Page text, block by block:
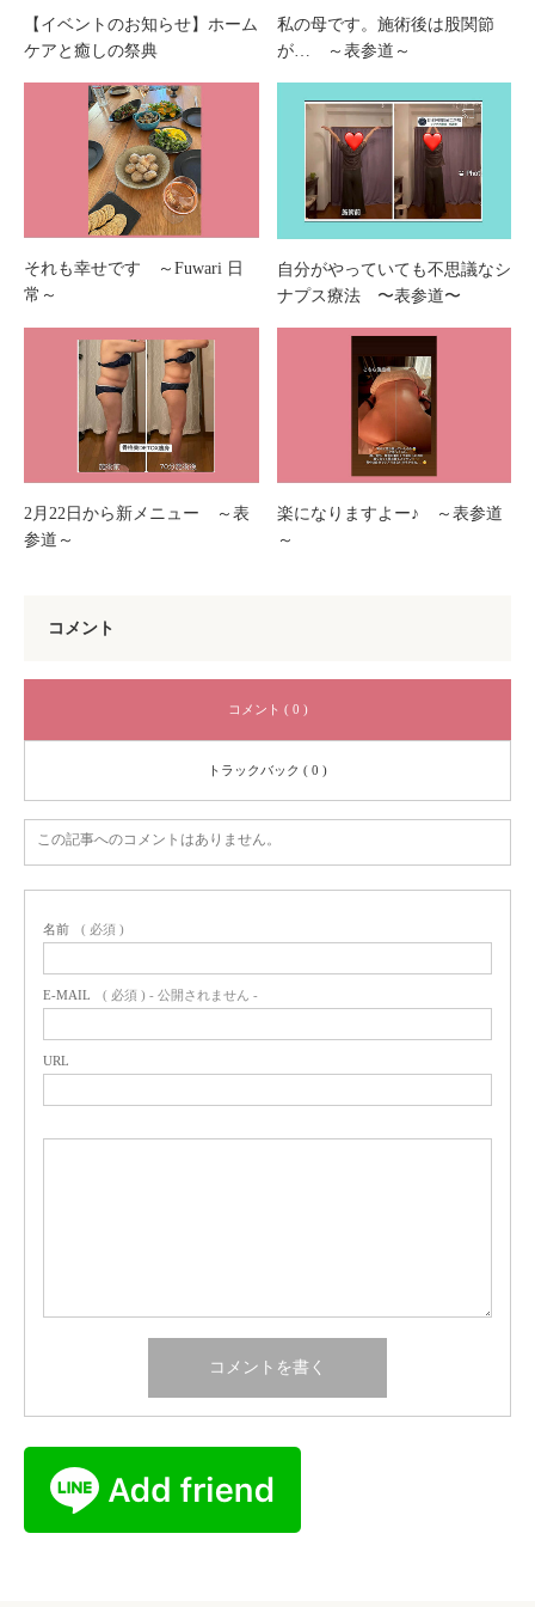
【イベントのお知らせ】ホーム
ケアと癒しの祭典
私の母です。施術後は股関節
が… ～表参道～
それも幸せです ～Fuwari 日
常～
自分がやっていても不思議なシ
ナプス療法 〜表参道〜
2月22日から新メニュー ～表
参道～
楽になりますよー♪ ～表参道
～
コメント
コメント ( 0 )
トラックバック ( 0 )
この記事へのコメントはありません。
名前 ( 必須 )
E-MAIL ( 必須 ) - 公開されません -
URL